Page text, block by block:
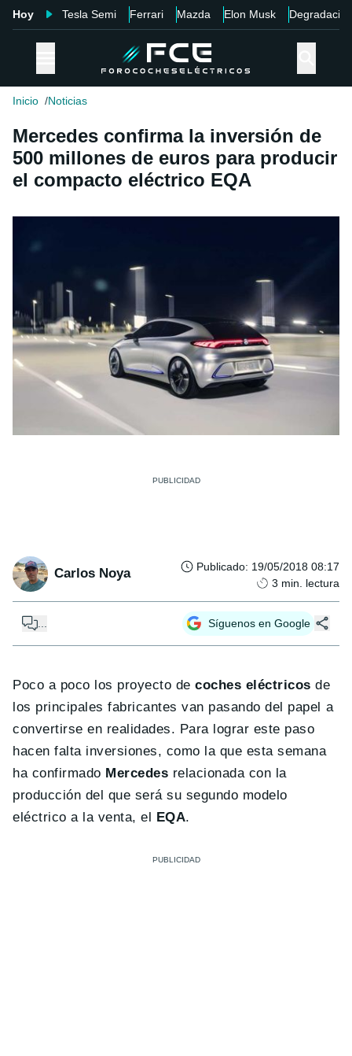
Hoy Tesla Semi Ferrari Mazda Elon Musk Degradación
Inicio Noticias
Mercedes confirma la inversión de
500 millones de euros para producir
el compacto eléctrico EQA
Carlos Noya Publicado: 19/05/2018 08:17
3 min. lectura
Síguenos en Google
Poco a poco los proyecto decoches eléctricos de
los principales fabricantes van pasando del papel a
convertirse en realidades. Para lograr este paso
hacen falta inversiones, como la que esta semana
ha confirmado Mercedes relacionada con la
producción del que será su segundo modelo
eléctrico a la venta, el EQA.